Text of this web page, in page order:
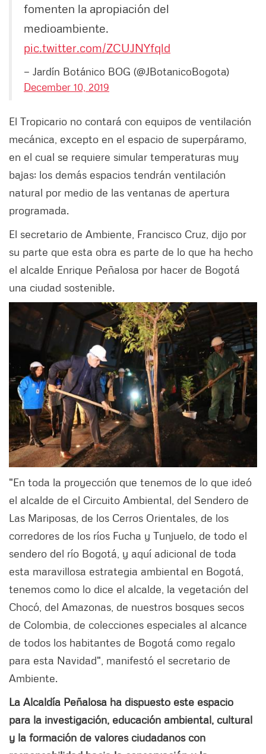
fomenten la apropiación del
medioambiente.
pic.twitter.com/ZCUJNYfqld
— Jardín Botánico BOG (@JBotanicoBogota)
December 10, 2019
El Tropicario no contará con equipos de ventilación
mecánica, excepto en el espacio de superpáramo,
en el cual se requiere simular temperaturas muy
bajas; los demás espacios tendrán ventilación
natural por medio de las ventanas de apertura
programada.
El secretario de Ambiente, Francisco Cruz, dijo por
su parte que esta obra es parte de lo que ha hecho
el alcalde Enrique Peñalosa por hacer de Bogotá
una ciudad sostenible.
"En toda la proyección que tenemos de lo que ideó
el alcalde de el Circuito Ambiental, del Sendero de
Las Mariposas, de los Cerros Orientales, de los
corredores de los ríos Fucha y Tunjuelo, de todo el
sendero del río Bogotá, y aquí adicional de toda
esta maravillosa estrategia ambiental en Bogotá,
tenemos como lo dice el alcalde, la vegetación del
Chocó, del Amazonas, de nuestros bosques secos
de Colombia, de colecciones especiales al alcance
de todos los habitantes de Bogotá como regalo
para esta Navidad", manifestó el secretario de
Ambiente.
La Alcaldía Peñalosa ha dispuesto este espacio
para la investigación, educación ambiental, cultural
y la formación de valores ciudadanos con